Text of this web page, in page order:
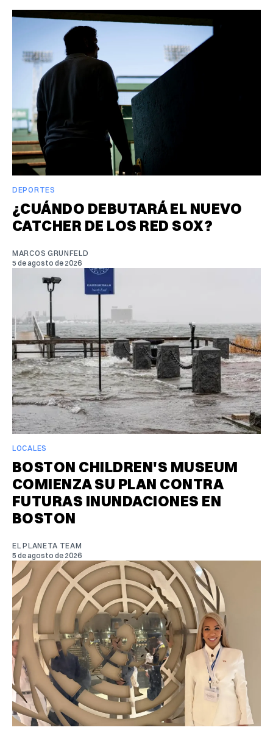
DEPORTES
¿CUÁNDO DEBUTARÁ EL NUEVO
CATCHER DE LOS RED SOX?
MARCOS GRUNFELD
5 de agosto de 2026
LOCALES
BOSTON CHILDREN'S MUSEUM
COMIENZA SU PLAN CONTRA
FUTURAS INUNDACIONES EN
BOSTON
EL PLANETA TEAM
5 de agosto de 2026